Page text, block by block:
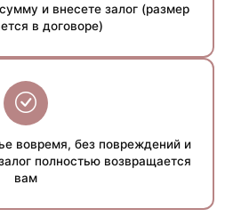
и внесете залог (размер
в договоре)
вовремя, без повреждений и
полностью возвращается
вам